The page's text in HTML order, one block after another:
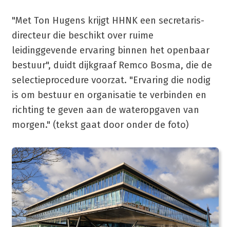
"Met Ton Hugens krijgt HHNK een secretaris-
directeur die beschikt over ruime
leidinggevende ervaring binnen het openbaar
bestuur", duidt dijkgraaf Remco Bosma, die de
selectieprocedure voorzat. "Ervaring die nodig
is om bestuur en organisatie te verbinden en
richting te geven aan de wateropgaven van
morgen." (tekst gaat door onder de foto)